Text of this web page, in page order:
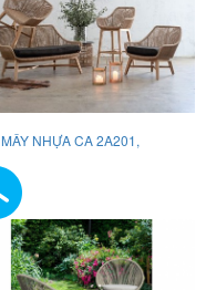
NHỰA CA 2A201,